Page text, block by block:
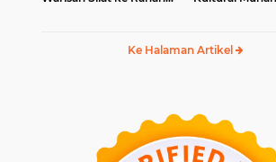
Ke Halaman Artikel